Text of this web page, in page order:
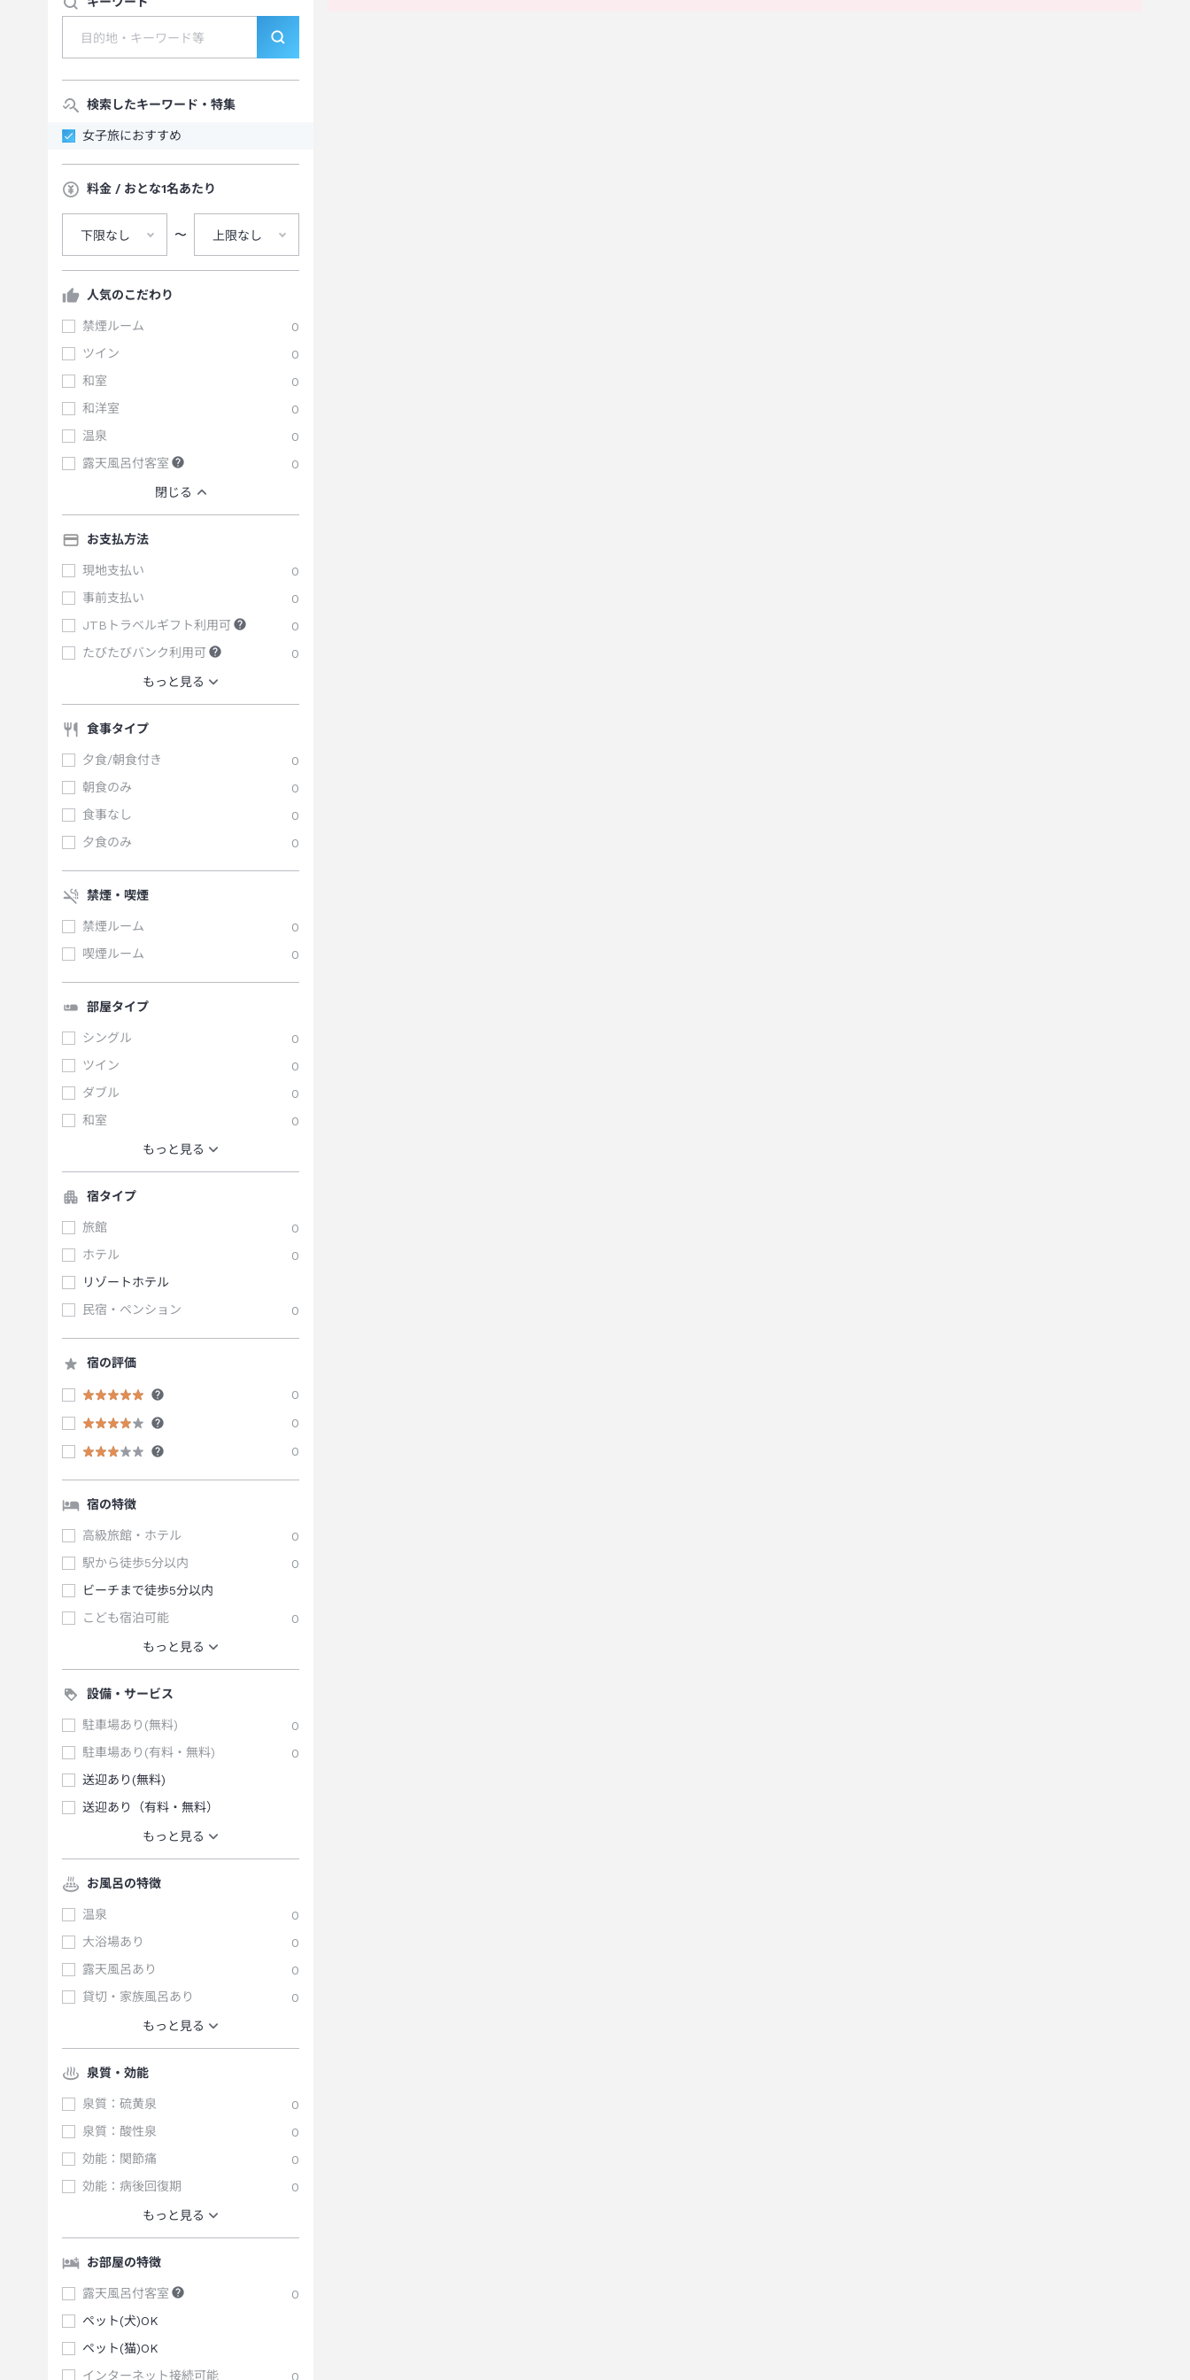
検索したキーワード・特集
女子旅におすすめ
料金 / おとな1名あたり
下限なし 〜 上限なし
人気のこだわり
禁煙ルーム
0
ツイン
0
和室
0
和洋室
0
温泉
0
露天風呂付客室
0
閉じる
お支払方法
現地支払い
0
事前支払い
0
JTBトラベルギフト利用可
0
たびたびバンク利用可
0
もっと見る
食事タイプ
夕食/朝食付き
0
朝食のみ
0
食事なし
0
夕食のみ
0
禁煙・喫煙
禁煙ルーム
0
喫煙ルーム
0
部屋タイプ
シングル
0
ツイン
0
ダブル
0
和室
0
もっと見る
宿タイプ
旅館
0
ホテル
0
リゾートホテル
民宿・ペンション
0
宿の評価
0
0
0
宿の特徴
高級旅館・ホテル
0
駅から徒歩5分以内
0
ビーチまで徒歩5分以内
こども宿泊可能
0
もっと見る
設備・サービス
駐車場あり(無料)
0
駐車場あり(有料・無料)
0
送迎あり(無料)
送迎あり（有料・無料）
もっと見る
お風呂の特徴
温泉
0
大浴場あり
0
露天風呂あり
0
貸切・家族風呂あり
0
もっと見る
泉質・効能
泉質：硫黄泉
0
泉質：酸性泉
0
効能：関節痛
0
効能：病後回復期
0
もっと見る
お部屋の特徴
露天風呂付客室
0
ペット(犬)OK
ペット(猫)OK
インターネット接続可能
0